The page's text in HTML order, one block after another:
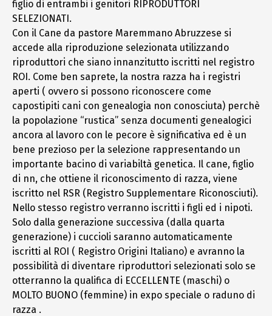
figlio di entrambi i genitori RIPRODUTTORI
SELEZIONATI.
Con il Cane da pastore Maremmano Abruzzese si
accede alla riproduzione selezionata utilizzando
riproduttori che siano innanzitutto iscritti nel registro
ROI. Come ben saprete, la nostra razza ha i registri
aperti ( ovvero si possono riconoscere come
capostipiti cani con genealogia non conosciuta) perchè
la popolazione “rustica” senza documenti genealogici
ancora al lavoro con le pecore è significativa ed è un
bene prezioso per la selezione rappresentando un
importante bacino di variabiltà genetica. Il cane, figlio
di nn, che ottiene il riconoscimento di razza, viene
iscritto nel RSR (Registro Supplementare Riconosciuti).
Nello stesso registro verranno iscritti i figli ed i nipoti.
Solo dalla generazione successiva (dalla quarta
generazione) i cuccioli saranno automaticamente
iscritti al ROI ( Registro Origini Italiano) e avranno la
possibilità di diventare riproduttori selezionati solo se
otterranno la qualifica di ECCELLENTE (maschi) o
MOLTO BUONO (femmine) in expo speciale o raduno di
razza .